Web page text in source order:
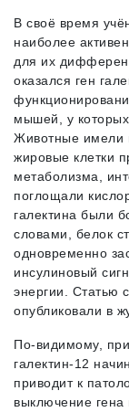
В своё время
наиболее
для их
оказался ген
мышей, у
Животные имели
жировые клетки
метаболизма,
поглощали
галектина были
словами, белок
одновременно
инсулиновый
энергии. Статью
опубликовали в
По-видимому,
галектин-12
приводит к
выключение гена